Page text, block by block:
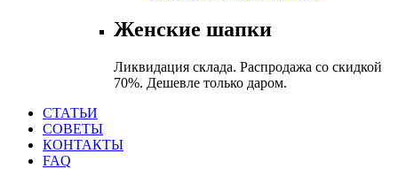
Женские шапки
Ликвидация склада. Распродажа со скидкой
70%. Дешевле только даром.
СТАТЬИ
СОВЕТЫ
КОНТАКТЫ
FAQ